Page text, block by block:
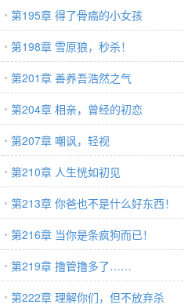
第195章 得了骨癌的小女孩
第198章 雪原狼，秒杀！
第201章 善养吾浩然之气
第204章 相亲，曾经的初恋
第207章 嘲讽，轻视
第210章 人生恍如初见
第213章 你爸也不是什么好东西！
第216章 当你是条疯狗而已！
第219章 撸管撸多了……
第222章 理解你们，但不放弃杀